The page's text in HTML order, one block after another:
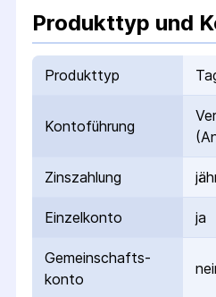
Produkttyp und
Produkttyp
Kontoführung
Zinszahlung
Einzelkonto ja
Gemeinschafts­
konto